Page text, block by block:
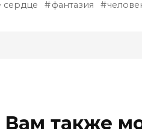
сердце фантазия
Вам также